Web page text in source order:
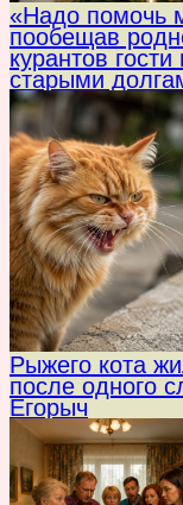
«Надо помочь
пообещав
курантов
старыми
Рыжего кота
после одного
Егорыч